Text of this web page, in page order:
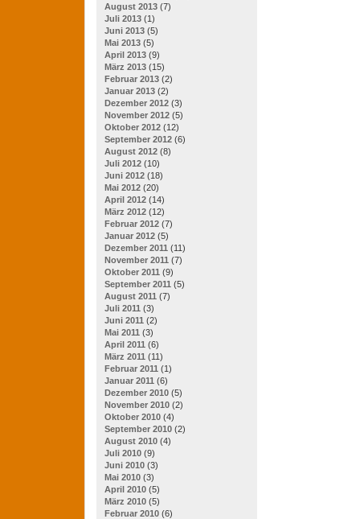
August 2013 (7)
Juli 2013 (1)
Juni 2013 (5)
Mai 2013 (5)
April 2013 (9)
März 2013 (15)
Februar 2013 (2)
Januar 2013 (2)
Dezember 2012 (3)
November 2012 (5)
Oktober 2012 (12)
September 2012 (6)
August 2012 (8)
Juli 2012 (10)
Juni 2012 (18)
Mai 2012 (20)
April 2012 (14)
März 2012 (12)
Februar 2012 (7)
Januar 2012 (5)
Dezember 2011 (11)
November 2011 (7)
Oktober 2011 (9)
September 2011 (5)
August 2011 (7)
Juli 2011 (3)
Juni 2011 (2)
Mai 2011 (3)
April 2011 (6)
März 2011 (11)
Februar 2011 (1)
Januar 2011 (6)
Dezember 2010 (5)
November 2010 (2)
Oktober 2010 (4)
September 2010 (2)
August 2010 (4)
Juli 2010 (9)
Juni 2010 (3)
Mai 2010 (3)
April 2010 (5)
März 2010 (5)
Februar 2010 (6)